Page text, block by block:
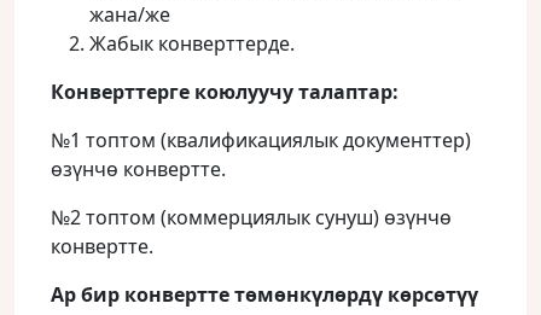
жана/же
Жабык конверттерде.
Конверттерге коюлуучу талаптар:
№1 топтом (квалификациялык документтер)
өзүнчө конвертте.
№2 топтом (коммерциялык сунуш) өзүнчө
конвертте.
Ар бир конвертте төмөнкүлөрдү көрсөтүү